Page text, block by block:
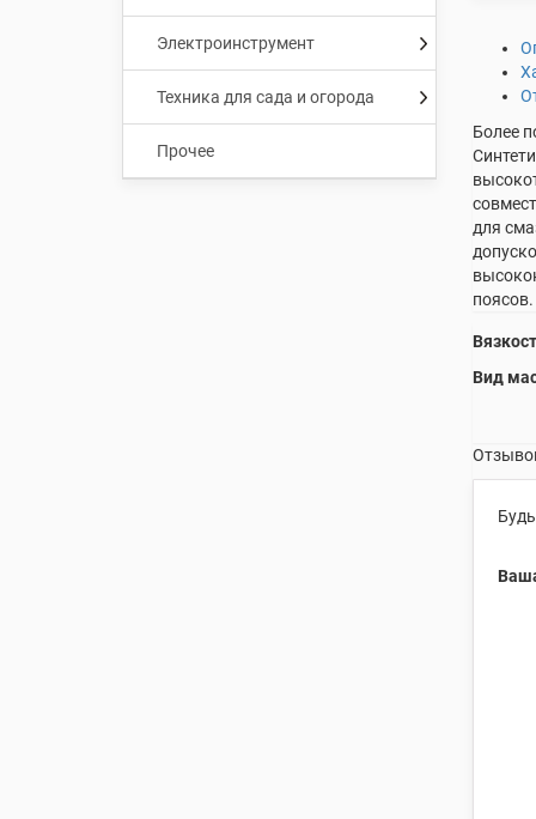
Электроинструмент
Техника для сада и огорода
Прочее
Более
для
поясов.
Вид